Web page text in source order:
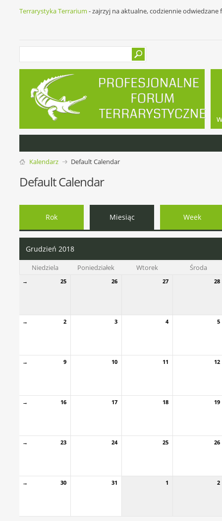
Terrarystyka Terrarium - zajrzyj na aktualne, codziennie
Kalendarz Default Calendar
Default Calendar
Rok Miesiąc Week
Grudzień 2018
Niedziela Poniedziałek Wtorek Środa
→ 25 26 27 28
→ 2 3 4 5
→ 9 10 11 12
→ 16 17 18 19
→ 23 24 25 26
→ 30 31 1 2